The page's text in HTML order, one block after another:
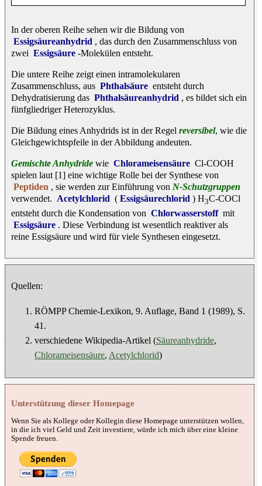
In der oberen Reihe sehen wir die Bildung von
Essigsäureanhydrid , das durch den Zusammenschluss von
zwei Essigsäure -Molekülen entsteht.
Die untere Reihe zeigt einen intramolekularen
Zusammenschluss, aus Phthalsäure entsteht durch
Dehydratisierung das Phthalsäureanhydrid , es bildet sich ein
fünfgliedriger Heterozyklus.
Die Bildung eines Anhydrids ist in der Regel reversibel, wie die
Gleichgewichtspfeile in der Abbildung andeuten.
Gemischte Anhydride wie Chlorameisensäure Cl-COOH
spielen laut [1] eine wichtige Rolle bei der Synthese von
Peptiden , sie werden zur Einführung von N-Schutzgruppen
verwendet. Acetylchlorid ( Essigsäurechlorid ) H3C-COCl
entsteht durch die Kondensation von Chlorwasserstoff mit
Essigsäure . Diese Verbindung ist wesentlich reaktiver als
reine Essigsäure und wird für viele Synthesen eingesetzt.
Quellen:
RÖMPP Chemie-Lexikon, 9. Auflage, Band 1 (1989), S.
41.
verschiedene Wikipedia-Artikel (Säureanhydride,
Chlorameisensäure, Acetylchlorid)
Unterstützung dieser Homepage
Wenn Sie als Kollege oder Kollegin diese Homepage unterstützen wollen,
in die ich viel Geld und Zeit investiere, würde ich mich über eine kleine
Spende freuen.